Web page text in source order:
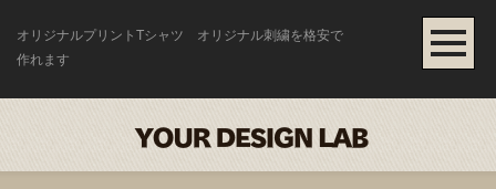
オリジナルプリントTシャツ オリジナル刺繍を格安で
作れます